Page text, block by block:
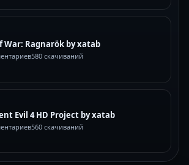
War: Ragnarök by xatab
580 скачиваний
Evil 4 HD Project by xatab
560 скачиваний